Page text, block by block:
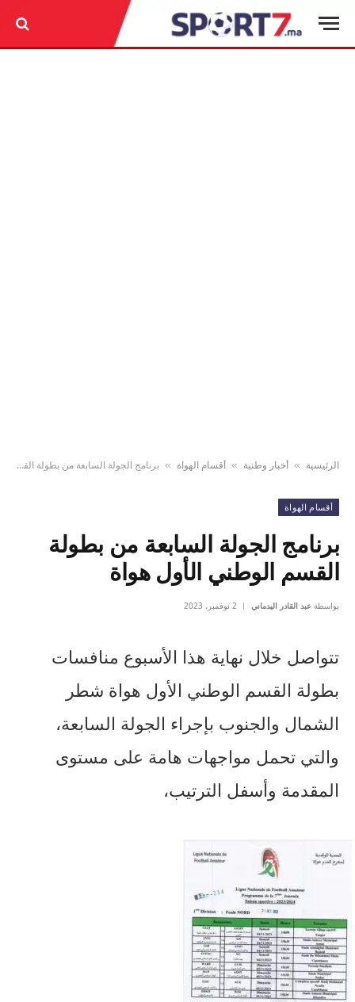
الرئيسية » أخبار وطنية » أقسام الهواة » برنامج الجولة السابعة من بطولة القسم الوطني الأول هواة
أقسام الهواة
برنامج الجولة السابعة من بطولة
القسم الوطني الأول هواة
بواسطة عبد القادر اليدماني 2 نوفمبر، 2023
تتواصل خلال نهاية هذا الأسبوع منافسات
بطولة القسم الوطني الأول هواة شطر
الشمال والجنوب بإجراء الجولة السابعة،
والتي تحمل مواجهات هامة على مستوى
المقدمة وأسفل الترتيب،